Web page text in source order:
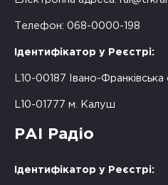
Телефон: 068-0000-198
Ідентифікатор у Реєстрі:
L10-00187 Івано-Франківська
L10-01777 м. Калуш
РАІ Радіо
Ідентифікатор у Реєстрі: